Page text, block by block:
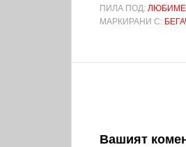
ПИЛА ПОД:
МАРКИРАНИ С:
Вашият